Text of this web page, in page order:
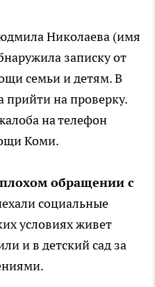
Николаева (имя
записку от
семьи и детям. В
прийти на проверку.
на телефон
Коми.
обращении с
социальные
условиях живет
и в детский сад за